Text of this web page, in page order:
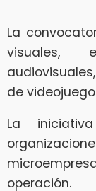
La
visuales,
de
La
operación.